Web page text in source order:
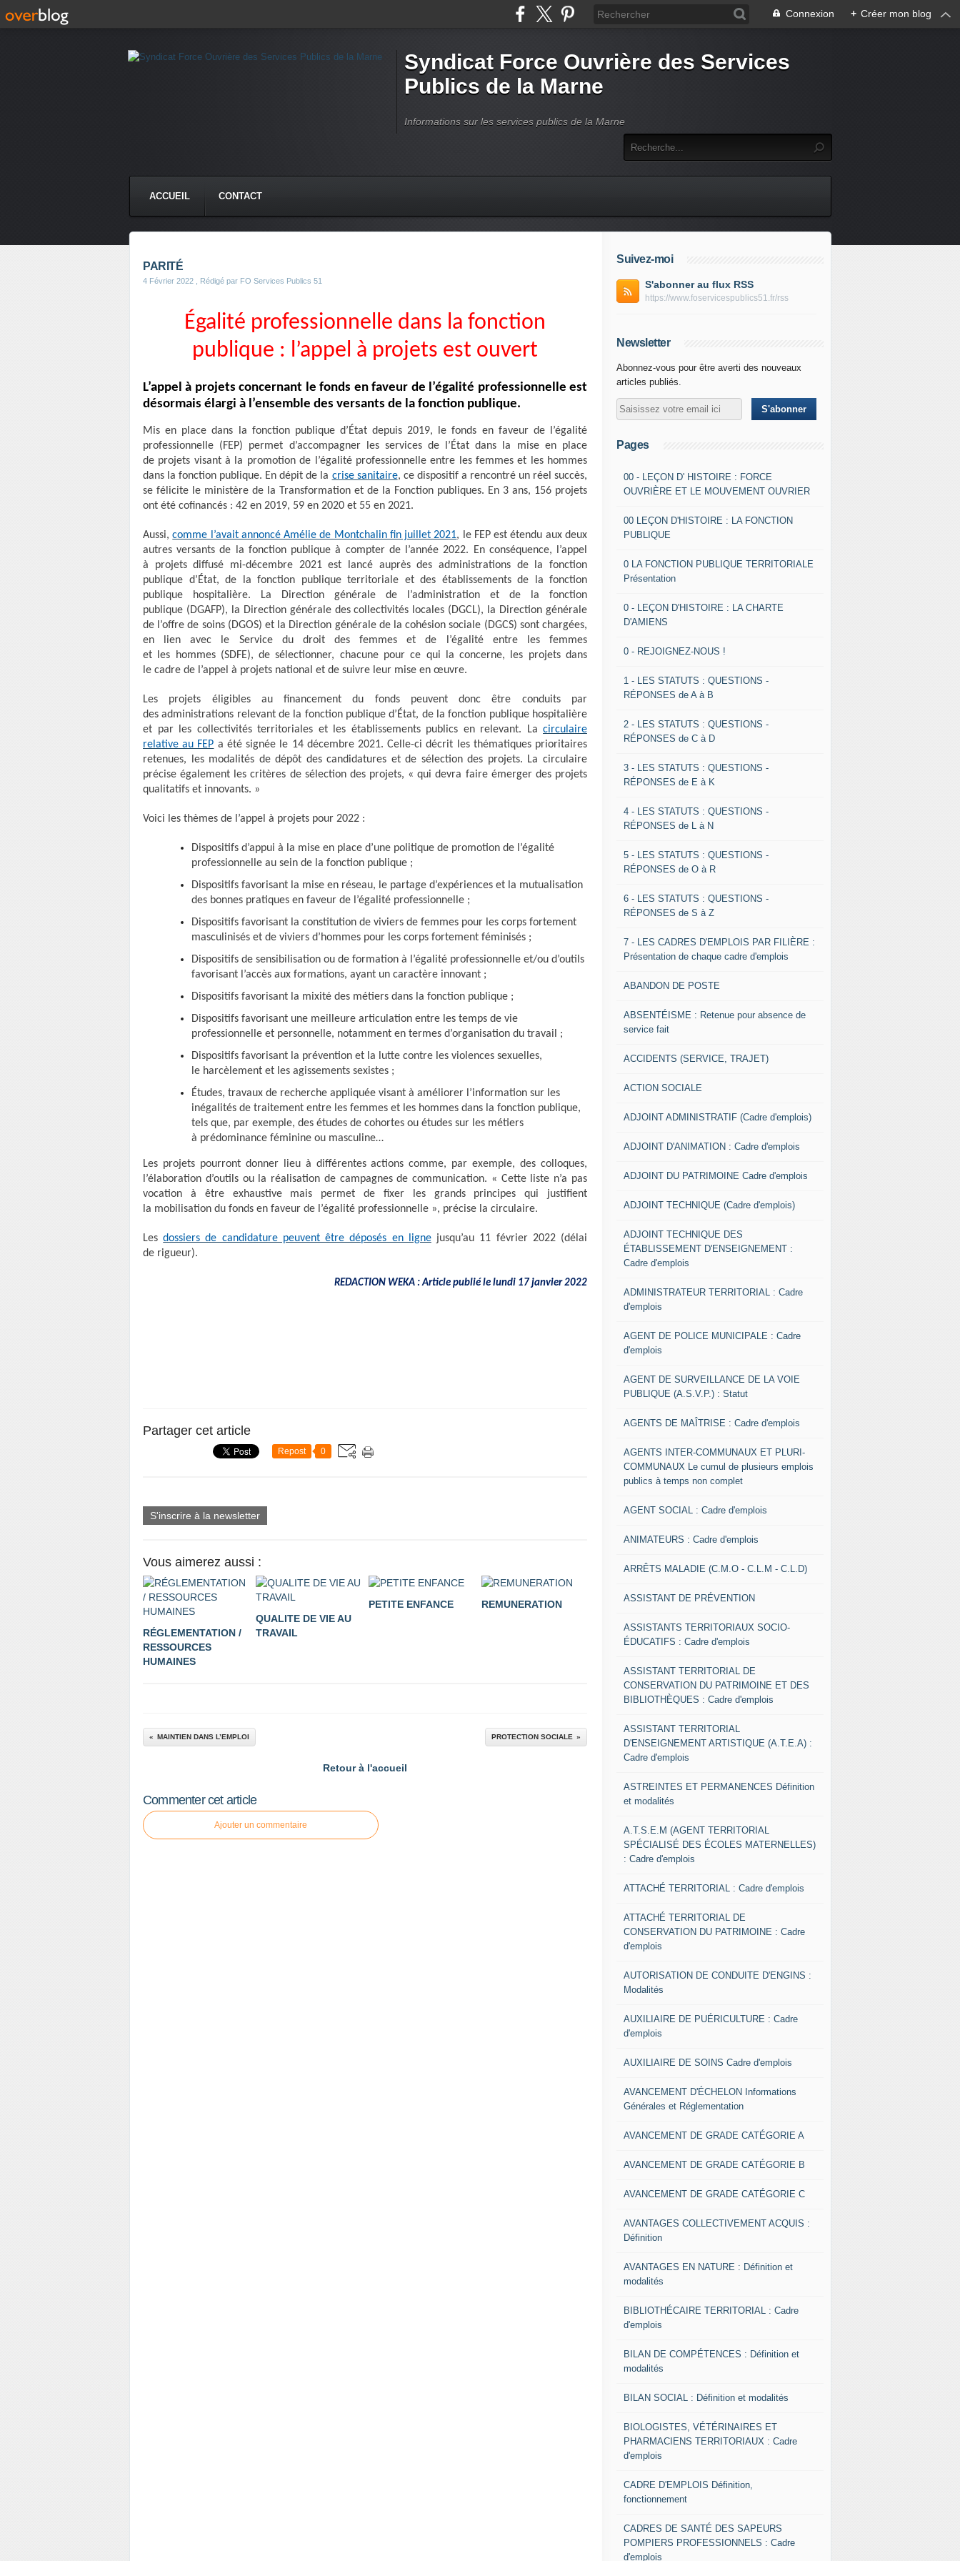
Connexion + Créer mon blog
Syndicat Force Ouvrière des Services
Publics de la Marne
Informations sur les services publics de la Marne
ACCUEIL CONTACT
PARITÉ
4 Février 2022 , Rédigé par FO Services Publics 51
Égalité professionnelle dans la fonction
publique : l’appel à projets est ouvert
L’appel à projets concernant le fonds en faveur de l’égalité professionnelle est
désormais élargi à l’ensemble des versants de la fonction publique.
Mis en place dans la fonction publique d’État depuis 2019, le fonds en faveur de l’égalité
professionnelle (FEP) permet d’accompagner les services de l’État dans la mise en place
de projets visant à la promotion de l’égalité professionnelle entre les femmes et les hommes
dans la fonction publique. En dépit de la crise sanitaire, ce dispositif a rencontré un réel succès,
se félicite le ministère de la Transformation et de la Fonction publiques. En 3 ans, 156 projets
ont été cofinancés : 42 en 2019, 59 en 2020 et 55 en 2021.
Aussi,comme l’avait annoncé Amélie de Montchalin fin juillet 2021, le FEP est étendu aux deux
autres versants de la fonction publique à compter de l’année 2022. En conséquence, l’appel
à projets diffusé mi-décembre 2021 est lancé auprès des administrations de la fonction
publique d’État, de la fonction publique territoriale et des établissements de la fonction
publique hospitalière. La Direction générale de l’administration et de la fonction
publique (DGAFP), la Direction générale des collectivités locales (DGCL), la Direction générale
de l’offre de soins (DGOS) et la Direction générale de la cohésion sociale (DGCS) sont chargées,
en lien avec le Service du droit des femmes et de l’égalité entre les femmes
et les hommes (SDFE), de sélectionner, chacune pour ce qui la concerne, les projets dans
le cadre de l’appel à projets national et de suivre leur mise en œuvre.
Les projets éligibles au financement du fonds peuvent donc être conduits par
des administrations relevant de la fonction publique d’État, de la fonction publique hospitalière
et par les collectivités territoriales et les établissements publics en relevant. La circulaire
relative au FEP a été signée le 14 décembre 2021. Celle-ci décrit les thématiques prioritaires
retenues, les modalités de dépôt des candidatures et de sélection des projets. La circulaire
précise également les critères de sélection des projets, « qui devra faire émerger des projets
qualitatifs et innovants. »
Voici les thèmes de l’appel à projets pour 2022 :
Dispositifs d’appui à la mise en place d’une politique de promotion de l’égalité
professionnelle au sein de la fonction publique ;
Dispositifs favorisant la mise en réseau, le partage d’expériences et la mutualisation
des bonnes pratiques en faveur de l’égalité professionnelle ;
Dispositifs favorisant la constitution de viviers de femmes pour les corps fortement
masculinisés et de viviers d’hommes pour les corps fortement féminisés ;
Dispositifs de sensibilisation ou de formation à l’égalité professionnelle et/ou d’outils
favorisant l’accès aux formations, ayant un caractère innovant ;
Dispositifs favorisant la mixité des métiers dans la fonction publique ;
Dispositifs favorisant une meilleure articulation entre les temps de vie
professionnelle et personnelle, notamment en termes d’organisation du travail ;
Dispositifs favorisant la prévention et la lutte contre les violences sexuelles,
le harcèlement et les agissements sexistes ;
Études, travaux de recherche appliquée visant à améliorer l’information sur les
inégalités de traitement entre les femmes et les hommes dans la fonction publique,
tels que, par exemple, des études de cohortes ou études sur les métiers
à prédominance féminine ou masculine…
Les projets pourront donner lieu à différentes actions comme, par exemple, des colloques,
l’élaboration d’outils ou la réalisation de campagnes de communication. « Cette liste n’a pas
vocation à être exhaustive mais permet de fixer les grands principes qui justifient
la mobilisation du fonds en faveur de l’égalité professionnelle », précise la circulaire.
Lesdossiers de candidature peuvent être déposés en lignejusqu’au 11 février 2022 (délai
de rigueur).
REDACTION WEKA : Article publié le lundi 17 janvier 2022
Partager cet article
Repost 0
S'inscrire à la newsletter
Vous aimerez aussi :
RÉGLEMENTATION /
RESSOURCES
HUMAINES
QUALITE DE VIE AU
TRAVAIL
PETITE ENFANCE REMUNERATION
MAINTIEN DANS L’EMPLOI PROTECTION SOCIALE
Retour à l'accueil
Commenter cet article
Ajouter un commentaire
Suivez-moi
S'abonner au flux RSS
https://www.foservicespublics51.fr/rss
Newsletter
Abonnez-vous pour être averti des nouveaux
articles publiés.
Pages
00 - LEÇON D' HISTOIRE : FORCE
OUVRIÈRE ET LE MOUVEMENT OUVRIER
00 LEÇON D'HISTOIRE : LA FONCTION
PUBLIQUE
0 LA FONCTION PUBLIQUE TERRITORIALE
Présentation
0 - LEÇON D'HISTOIRE : LA CHARTE
D'AMIENS
0 - REJOIGNEZ-NOUS !
1 - LES STATUTS : QUESTIONS -
RÉPONSES de A à B
2 - LES STATUTS : QUESTIONS -
RÉPONSES de C à D
3 - LES STATUTS : QUESTIONS -
RÉPONSES de E à K
4 - LES STATUTS : QUESTIONS -
RÉPONSES de L à N
5 - LES STATUTS : QUESTIONS -
RÉPONSES de O à R
6 - LES STATUTS : QUESTIONS -
RÉPONSES de S à Z
7 - LES CADRES D'EMPLOIS PAR FILIÈRE :
Présentation de chaque cadre d'emplois
ABANDON DE POSTE
ABSENTÉISME : Retenue pour absence de
service fait
ACCIDENTS (SERVICE, TRAJET)
ACTION SOCIALE
ADJOINT ADMINISTRATIF (Cadre d'emplois)
ADJOINT D'ANIMATION : Cadre d'emplois
ADJOINT DU PATRIMOINE Cadre d'emplois
ADJOINT TECHNIQUE (Cadre d'emplois)
ADJOINT TECHNIQUE DES
ÉTABLISSEMENT D'ENSEIGNEMENT :
Cadre d'emplois
ADMINISTRATEUR TERRITORIAL : Cadre
d'emplois
AGENT DE POLICE MUNICIPALE : Cadre
d'emplois
AGENT DE SURVEILLANCE DE LA VOIE
PUBLIQUE (A.S.V.P.) : Statut
AGENTS DE MAÎTRISE : Cadre d'emplois
AGENTS INTER-COMMUNAUX ET PLURI-
COMMUNAUX Le cumul de plusieurs emplois
publics à temps non complet
AGENT SOCIAL : Cadre d'emplois
ANIMATEURS : Cadre d'emplois
ARRÊTS MALADIE (C.M.O - C.L.M - C.L.D)
ASSISTANT DE PRÉVENTION
ASSISTANTS TERRITORIAUX SOCIO-
ÉDUCATIFS : Cadre d'emplois
ASSISTANT TERRITORIAL DE
CONSERVATION DU PATRIMOINE ET DES
BIBLIOTHÈQUES : Cadre d'emplois
ASSISTANT TERRITORIAL
D'ENSEIGNEMENT ARTISTIQUE (A.T.E.A) :
Cadre d'emplois
ASTREINTES ET PERMANENCES Définition
et modalités
A.T.S.E.M (AGENT TERRITORIAL
SPÉCIALISÉ DES ÉCOLES MATERNELLES)
: Cadre d'emplois
ATTACHÉ TERRITORIAL : Cadre d'emplois
ATTACHÉ TERRITORIAL DE
CONSERVATION DU PATRIMOINE : Cadre
d'emplois
AUTORISATION DE CONDUITE D'ENGINS :
Modalités
AUXILIAIRE DE PUÉRICULTURE : Cadre
d'emplois
AUXILIAIRE DE SOINS Cadre d'emplois
AVANCEMENT D'ÉCHELON Informations
Générales et Réglementation
AVANCEMENT DE GRADE CATÉGORIE A
AVANCEMENT DE GRADE CATÉGORIE B
AVANCEMENT DE GRADE CATÉGORIE C
AVANTAGES COLLECTIVEMENT ACQUIS :
Définition
AVANTAGES EN NATURE : Définition et
modalités
BIBLIOTHÉCAIRE TERRITORIAL : Cadre
d'emplois
BILAN DE COMPÉTENCES : Définition et
modalités
BILAN SOCIAL : Définition et modalités
BIOLOGISTES, VÉTÉRINAIRES ET
PHARMACIENS TERRITORIAUX : Cadre
d'emplois
CADRE D'EMPLOIS Définition,
fonctionnement
CADRES DE SANTÉ DES SAPEURS
POMPIERS PROFESSIONNELS : Cadre
d'emplois